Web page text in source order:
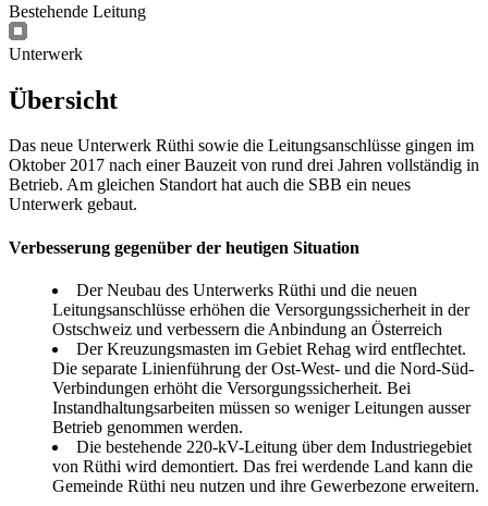
Bestehende Leitung
Unterwerk
Übersicht
Das neue Unterwerk Rüthi sowie die Leitungsanschlüsse gingen im
Oktober 2017 nach einer Bauzeit von rund drei Jahren vollständig in
Betrieb. Am gleichen Standort hat auch die SBB ein neues
Unterwerk gebaut.
Verbesserung gegenüber der heutigen Situation
Der Neubau des Unterwerks Rüthi und die neuen
Leitungsanschlüsse erhöhen die Versorgungssicherheit in der
Ostschweiz und verbessern die Anbindung an Österreich
Der Kreuzungsmasten im Gebiet Rehag wird entflechtet.
Die separate Linienführung der Ost-West- und die Nord-Süd-
Verbindungen erhöht die Versorgungssicherheit. Bei
Instandhaltungsarbeiten müssen so weniger Leitungen ausser
Betrieb genommen werden.
Die bestehende 220-kV-Leitung über dem Industriegebiet
von Rüthi wird demontiert. Das frei werdende Land kann die
Gemeinde Rüthi neu nutzen und ihre Gewerbezone erweitern.